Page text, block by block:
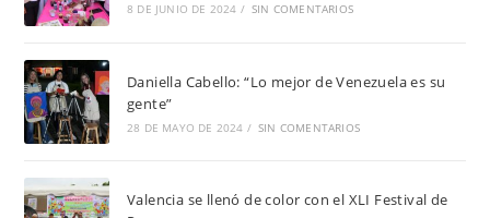
8 DE JUNIO DE 2024 / SIN COMENTARIOS
Daniella Cabello: “Lo mejor de Venezuela es su
gente”
28 DE MAYO DE 2024 / SIN COMENTARIOS
Valencia se llenó de color con el XLI Festival de